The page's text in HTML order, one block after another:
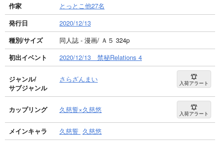
作家
とっとこ他27名
発行日
2020/12/13
種別/サイズ
同人誌 - 漫画/ Ａ５ 324p
初出イベント
2020/12/13 禁秘Relations 4
ジャンル/
サブジャンル
さらざんまい 入荷アラート
カップリング 久慈誓×久慈悠 入荷アラート
メインキャラ 久慈誓 久慈悠